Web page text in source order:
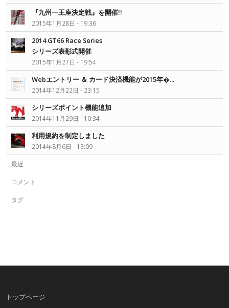
『九州一王座決定戦』を開催!!
2015年1月28日 - 19:36
2014 GT66 Race Series
シリーズ表彰式開催
2015年1月27日 - 19:54
Webエントリー ＆ カード決済機能が2015年�...
2014年12月22日 - 23:15
シリーズポイント機能追加
2014年11月29日 - 10:34
利用規約を制定しました
2014年8月6日 - 13:09
最近
コメント
タグ
トップページ